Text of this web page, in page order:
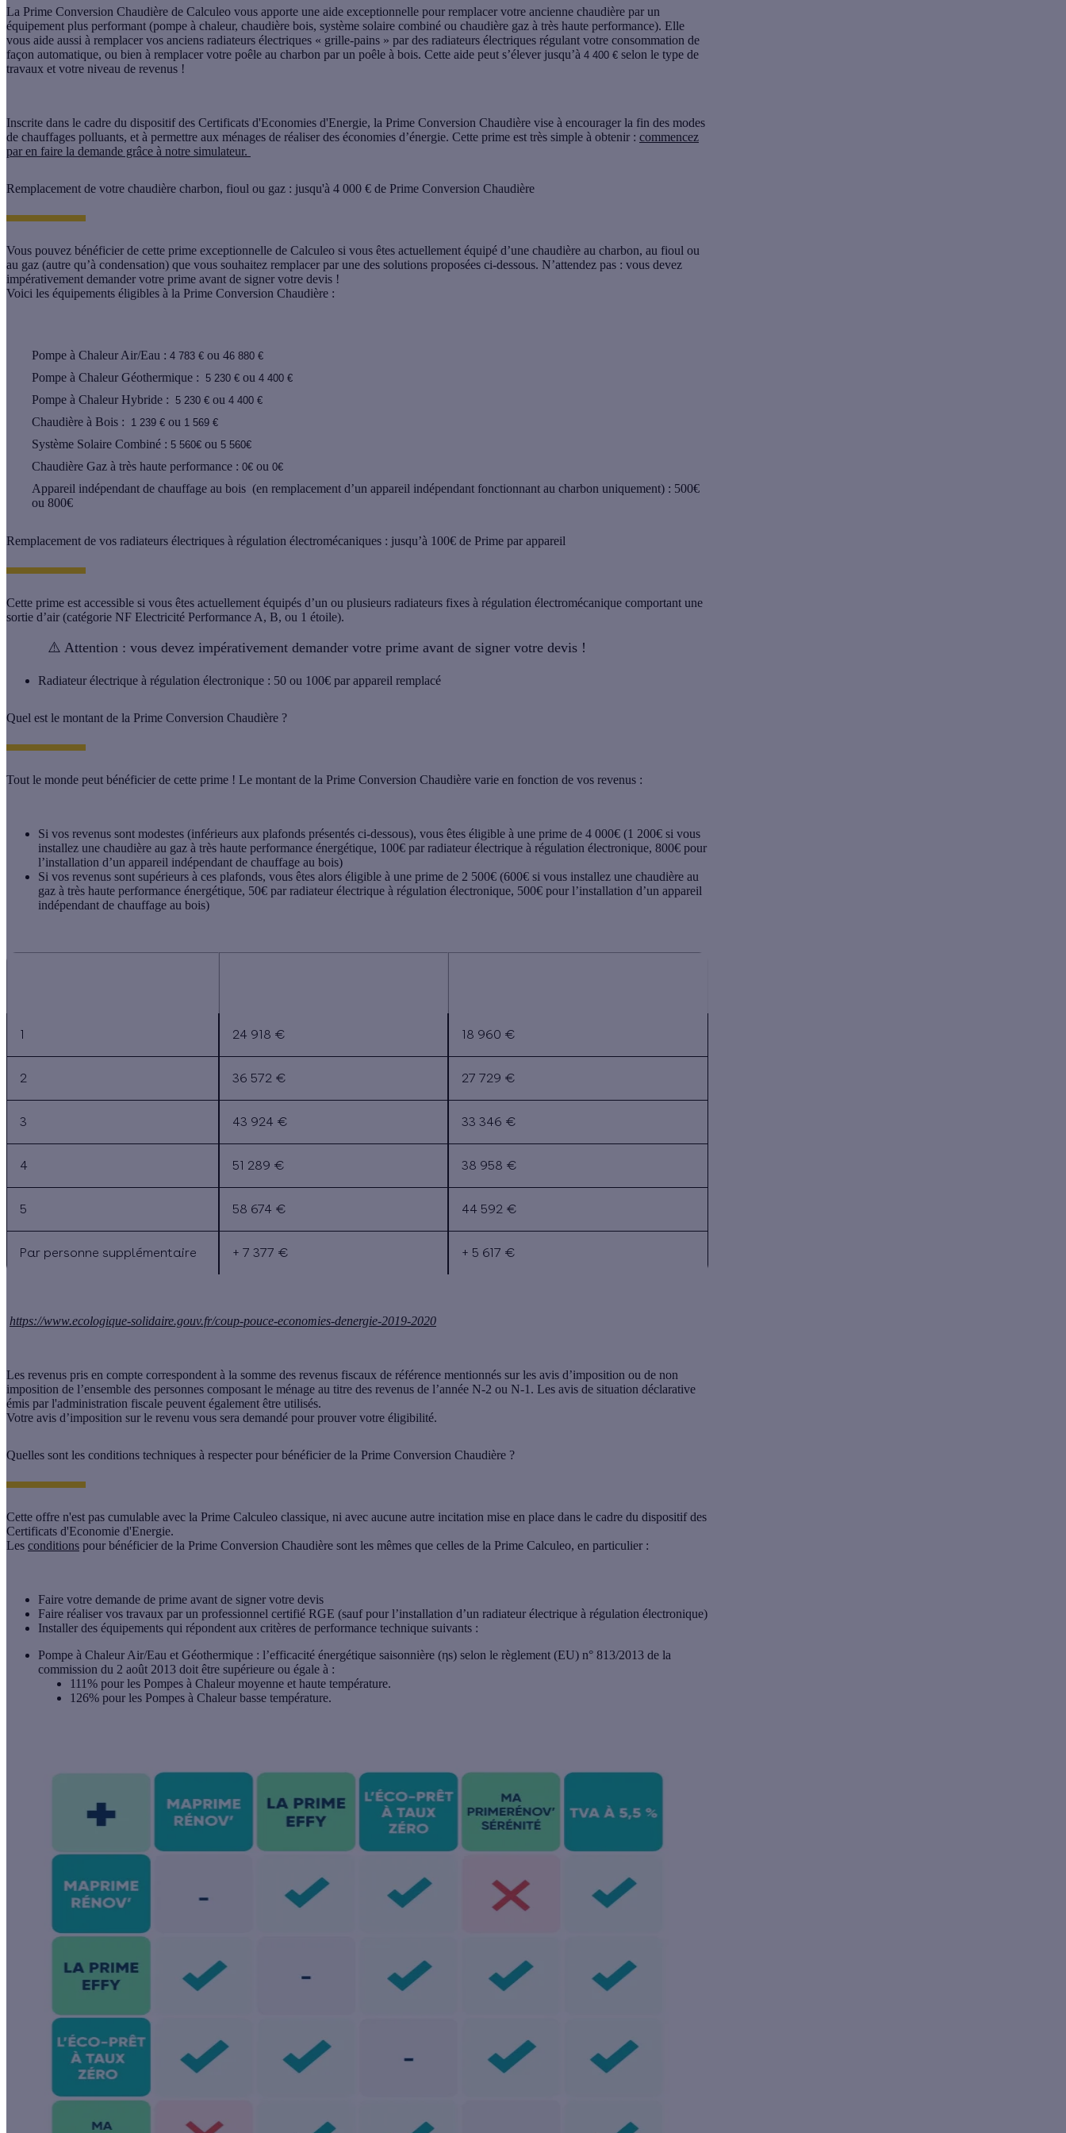
La Prime Conversion Chaudière de Calculeo vous apporte une aide exceptionnelle pour remplacer votre ancienne chaudière par un
équipement plus performant (pompe à chaleur, chaudière bois, système solaire combiné ou chaudière gaz à très haute performance). Elle
vous aide aussi à remplacer vos anciens radiateurs électriques « grille-pains » par des radiateurs électriques régulant votre consommation de
façon automatique, ou bien à remplacer votre poêle au charbon par un poêle à bois. Cette aide peut s’élever jusqu’à 4 400 € selon le type de
travaux et votre niveau de revenus !
Inscrite dans le cadre du dispositif des Certificats d'Economies d'Energie, la Prime Conversion Chaudière vise à encourager la fin des modes
de chauffages polluants, et à permettre aux ménages de réaliser des économies d’énergie. Cette prime est très simple à obtenir : commencez
par en faire la demande grâce à notre simulateur.
Remplacement de votre chaudière charbon, fioul ou gaz : jusqu'à 4 000 € de Prime Conversion Chaudière
Vous pouvez bénéficier de cette prime exceptionnelle de Calculeo si vous êtes actuellement équipé d’une chaudière au charbon, au fioul ou
au gaz (autre qu’à condensation) que vous souhaitez remplacer par une des solutions proposées ci-dessous. N’attendez pas : vous devez
impérativement demander votre prime avant de signer votre devis !
Voici les équipements éligibles à la Prime Conversion Chaudière :
Pompe à Chaleur Air/Eau : 4 783 € ou 46 880 €
Pompe à Chaleur Géothermique : 5 230 € ou 4 400 €
Pompe à Chaleur Hybride : 5 230 € ou 4 400 €
Chaudière à Bois : 1 239 € ou 1 569 €
Système Solaire Combiné : 5 560€ ou 5 560€
Chaudière Gaz à très haute performance : 0€ ou 0€
Appareil indépendant de chauffage au bois (en remplacement d’un appareil indépendant fonctionnant au charbon uniquement) : 500€
ou 800€
Remplacement de vos radiateurs électriques à régulation électromécaniques : jusqu’à 100€ de Prime par appareil
Cette prime est accessible si vous êtes actuellement équipés d’un ou plusieurs radiateurs fixes à régulation électromécanique comportant une
sortie d’air (catégorie NF Electricité Performance A, B, ou 1 étoile).
⚠️ Attention : vous devez impérativement demander votre prime avant de signer votre devis !
Radiateur électrique à régulation électronique : 50 ou 100€ par appareil remplacé
Quel est le montant de la Prime Conversion Chaudière ?
Tout le monde peut bénéficier de cette prime ! Le montant de la Prime Conversion Chaudière varie en fonction de vos revenus :
Si vos revenus sont modestes (inférieurs aux plafonds présentés ci-dessous), vous êtes éligible à une prime de 4 000€ (1 200€ si vous
installez une chaudière au gaz à très haute performance énergétique, 100€ par radiateur électrique à régulation électronique, 800€ pour
l’installation d’un appareil indépendant de chauffage au bois)
Si vos revenus sont supérieurs à ces plafonds, vous êtes alors éligible à une prime de 2 500€ (600€ si vous installez une chaudière au
gaz à très haute performance énergétique, 50€ par radiateur électrique à régulation électronique, 500€ pour l’installation d’un appareil
indépendant de chauffage au bois)
1 24 918 € 18 960 €
2 36 572 € 27 729 €
3 43 924 € 33 346 €
4 51 289 € 38 958 €
5 58 674 € 44 592 €
Par personne supplémentaire + 7 377 € + 5 617 €
https://www.ecologique-solidaire.gouv.fr/coup-pouce-economies-denergie-2019-2020
Les revenus pris en compte correspondent à la somme des revenus fiscaux de référence mentionnés sur les avis d’imposition ou de non
imposition de l’ensemble des personnes composant le ménage au titre des revenus de l’année N-2 ou N-1. Les avis de situation déclarative
émis par l'administration fiscale peuvent également être utilisés.
Votre avis d’imposition sur le revenu vous sera demandé pour prouver votre éligibilité.
Quelles sont les conditions techniques à respecter pour bénéficier de la Prime Conversion Chaudière ?
Cette offre n'est pas cumulable avec la Prime Calculeo classique, ni avec aucune autre incitation mise en place dans le cadre du dispositif des
Certificats d'Economie d'Energie.
Les conditions pour bénéficier de la Prime Conversion Chaudière sont les mêmes que celles de la Prime Calculeo, en particulier :
Faire votre demande de prime avant de signer votre devis
Faire réaliser vos travaux par un professionnel certifié RGE (sauf pour l’installation d’un radiateur électrique à régulation électronique)
Installer des équipements qui répondent aux critères de performance technique suivants :
Pompe à Chaleur Air/Eau et Géothermique : l’efficacité énergétique saisonnière (ηs) selon le règlement (EU) n° 813/2013 de la
commission du 2 août 2013 doit être supérieure ou égale à :
111% pour les Pompes à Chaleur moyenne et haute température.
126% pour les Pompes à Chaleur basse température.